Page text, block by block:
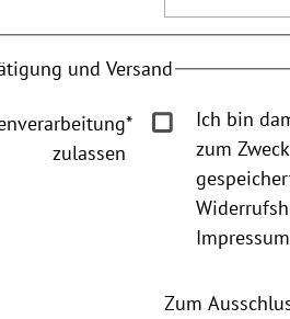
und Versand
zulassen
*
Ich bin
zum
Zum